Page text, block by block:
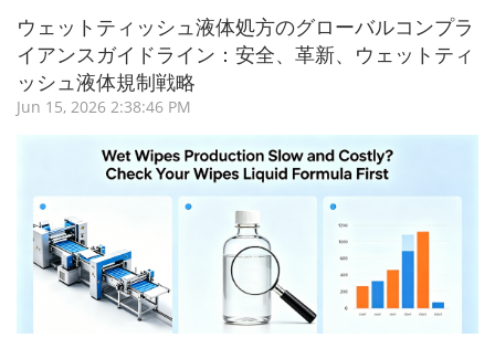
ウェットティッシュ液体処方のグローバルコンプラ
イアンスガイドライン：安全、革新、ウェットティ
ッシュ液体規制戦略
Jun 15, 2026 2:38:46 PM